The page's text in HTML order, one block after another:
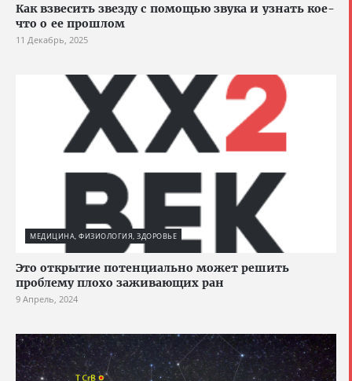
Как взвесить звезду с помощью звука и узнать кое-
что о ее прошлом
11 Декабрь, 2025
МЕДИЦИНА, ФИЗИОЛОГИЯ, ЗДОРОВЬЕ
Это открытие потенциально может решить
проблему плохо заживающих ран
9 Апрель, 2024